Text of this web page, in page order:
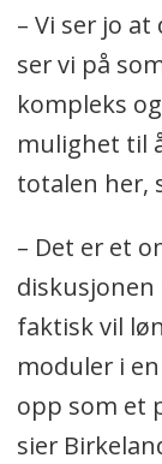
toalett.
Kilde:
– Vi ser jo
ser vi på
kompleks
mulighet til
totalen her,
– Det er et
faktisk vil
moduler i
opp som et
sier